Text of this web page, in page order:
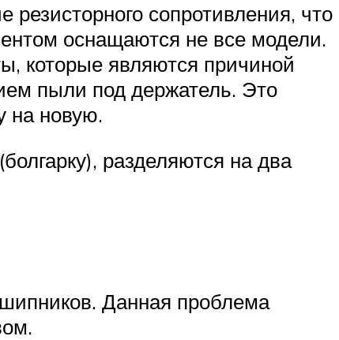
сопротивления, что
оснащаются не все модели.
которые являются причиной
пыли под держатель. Это
на новую.
разделяются на два
Данная проблема